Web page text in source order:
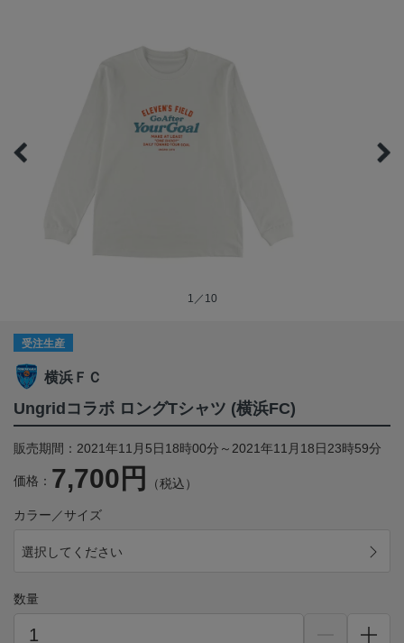
1／10
受注生産
横浜ＦＣ
Ungridコラボ ロングTシャツ (横浜FC)
販売期間：2021年11月5日18時00分～2021年11月18日23時59分
価格： 7,700円 （税込）
カラー／サイズ
選択してください
数量